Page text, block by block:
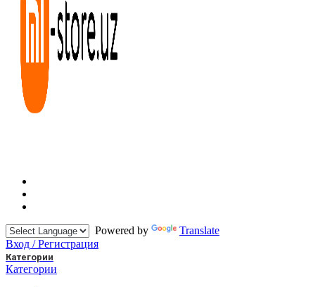
Powered by
Translate
Вход / Регистрация
Категории
Категории